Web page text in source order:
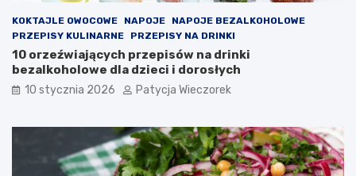
KOKTAJLE OWOCOWE NAPOJE
NAPOJE BEZALKOHOLOWE
PRZEPISY KULINARNE
PRZEPISY NA DRINKI
10 orzeźwiających przepisów na drinki
bezalkoholowe dla dzieci i dorosłych
10 stycznia 2026 Patycja Wieczorek